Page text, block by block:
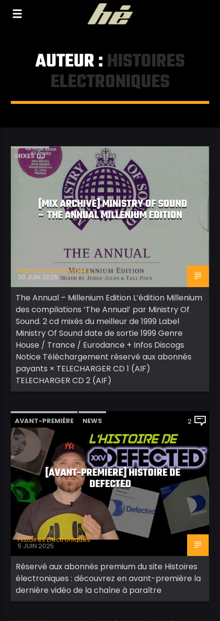
AUTEUR :HISTOIRES
ELECTRONIQUES
MIXES DJ
[MIX ARCHIVE] MINISTRY OF SOUND
– THE ANNUAL MILLENIUM EDITION
Histoires Electroniques
30 JUIN 2025
The Annual – Millenium Edition L’édition Millenium
des compilations ‘The Annual’ par Ministry Of
Sound. 2 cd mixés du meilleur de 1999 Label
Ministry Of Sound date de sortie 1999 Genre
House / Trance / Eurodance + Infos Discogs
Notice Téléchargement réservé aux abonnés
payants × TELECHARGER CD 1 (AIF)
TELECHARGER CD 2 (AIF)
AVANT-PREMIÈRE NEWS 2
[AVANT-PREMIERE] HISTOIRE DE
DEFECTED
Histoires Electroniques
5 JUIN 2025
Réservé aux abonnés premium du site Histoires
électroniques : découvrez en avant-première la
dernière vidéo de la chaîne à paraître